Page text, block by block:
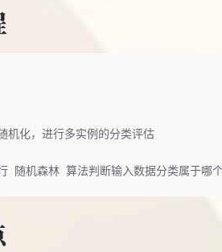
化，进行多实例的分类评估
随机森林 算法判断输入数据分类属于哪